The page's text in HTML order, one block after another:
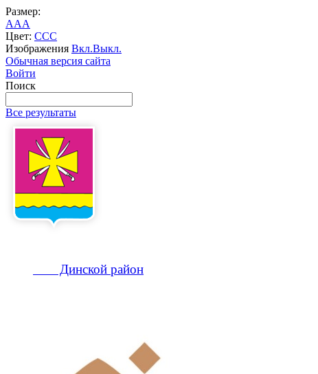
Размер:
AAA
Цвет: CCC
Изображения Вкл.Выкл.
Обычная версия сайта
Войти
Поиск
Все результаты
Динской район